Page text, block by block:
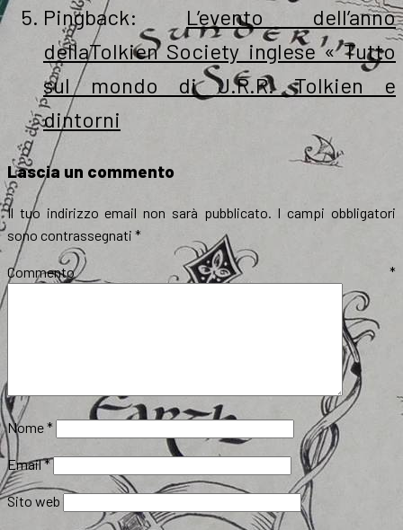
Pingback: L’evento dell’anno
dellaTolkien Society inglese « Tutto
sul mondo di J.R.R. Tolkien e
dintorni
Lascia un commento
Il tuo indirizzo email non sarà pubblicato. I campi obbligatori
sono contrassegnati *
Commento *
Nome*
Email*
Sito web